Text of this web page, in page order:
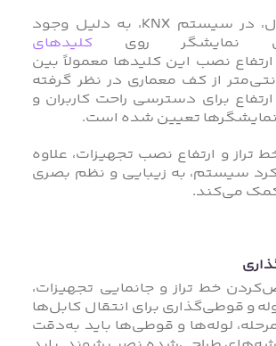
به عنوان مثال، در سیستم KNX، به دلیل وجود
نمایشگر روی کلیدهای
ارتفاع نصب این کلیدها معمولاً بین
تا ۱۶۰ سانتی‌متر از کف معماری در نظر گرفته
برای دسترسی راحت کاربران و
نمایشگرها تعیین شده است.
تراز و ارتفاع نصب تجهیزات، علاوه
سیستم، به زیبایی و نظم بصری
کمک می‌کند.
خط تراز و جانمایی تجهیزات،
و قوطی‌گذاری برای انتقال کابل‌ها
لوله‌ها و قوطی‌ها باید به‌دقت